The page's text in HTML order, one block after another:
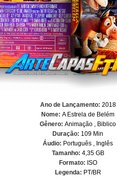
Ano de Lançamento: 2018
Nome: A Estrela de Belém
Gênero: Animação , Biblico
Duração: 109 Min
Áudio: Português , Inglês
Tamanho: 4,35 GB
Formato: ISO
Legenda: PT/BR